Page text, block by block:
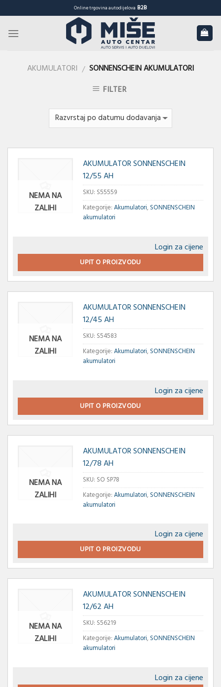
to
content
Online trgovina autodijelova B2B
AKUMULATORI / SONNENSCHEIN AKUMULATORI
FILTER
NEMA NA
ZALIHI
AKUMULATOR SONNENSCHEIN
12/55 AH
SKU: S55559
Kategorije:Akumulatori,SONNENSCHEIN
akumulatori
Login za cijene
UPIT O PROIZVODU
NEMA NA
ZALIHI
AKUMULATOR SONNENSCHEIN
12/45 AH
SKU: S54583
Kategorije:Akumulatori,SONNENSCHEIN
akumulatori
Login za cijene
UPIT O PROIZVODU
NEMA NA
ZALIHI
AKUMULATOR SONNENSCHEIN
12/78 AH
SKU: SO SP78
Kategorije:Akumulatori,SONNENSCHEIN
akumulatori
Login za cijene
UPIT O PROIZVODU
NEMA NA
ZALIHI
AKUMULATOR SONNENSCHEIN
12/62 AH
SKU: S56219
Kategorije:Akumulatori,SONNENSCHEIN
akumulatori
Login za cijene